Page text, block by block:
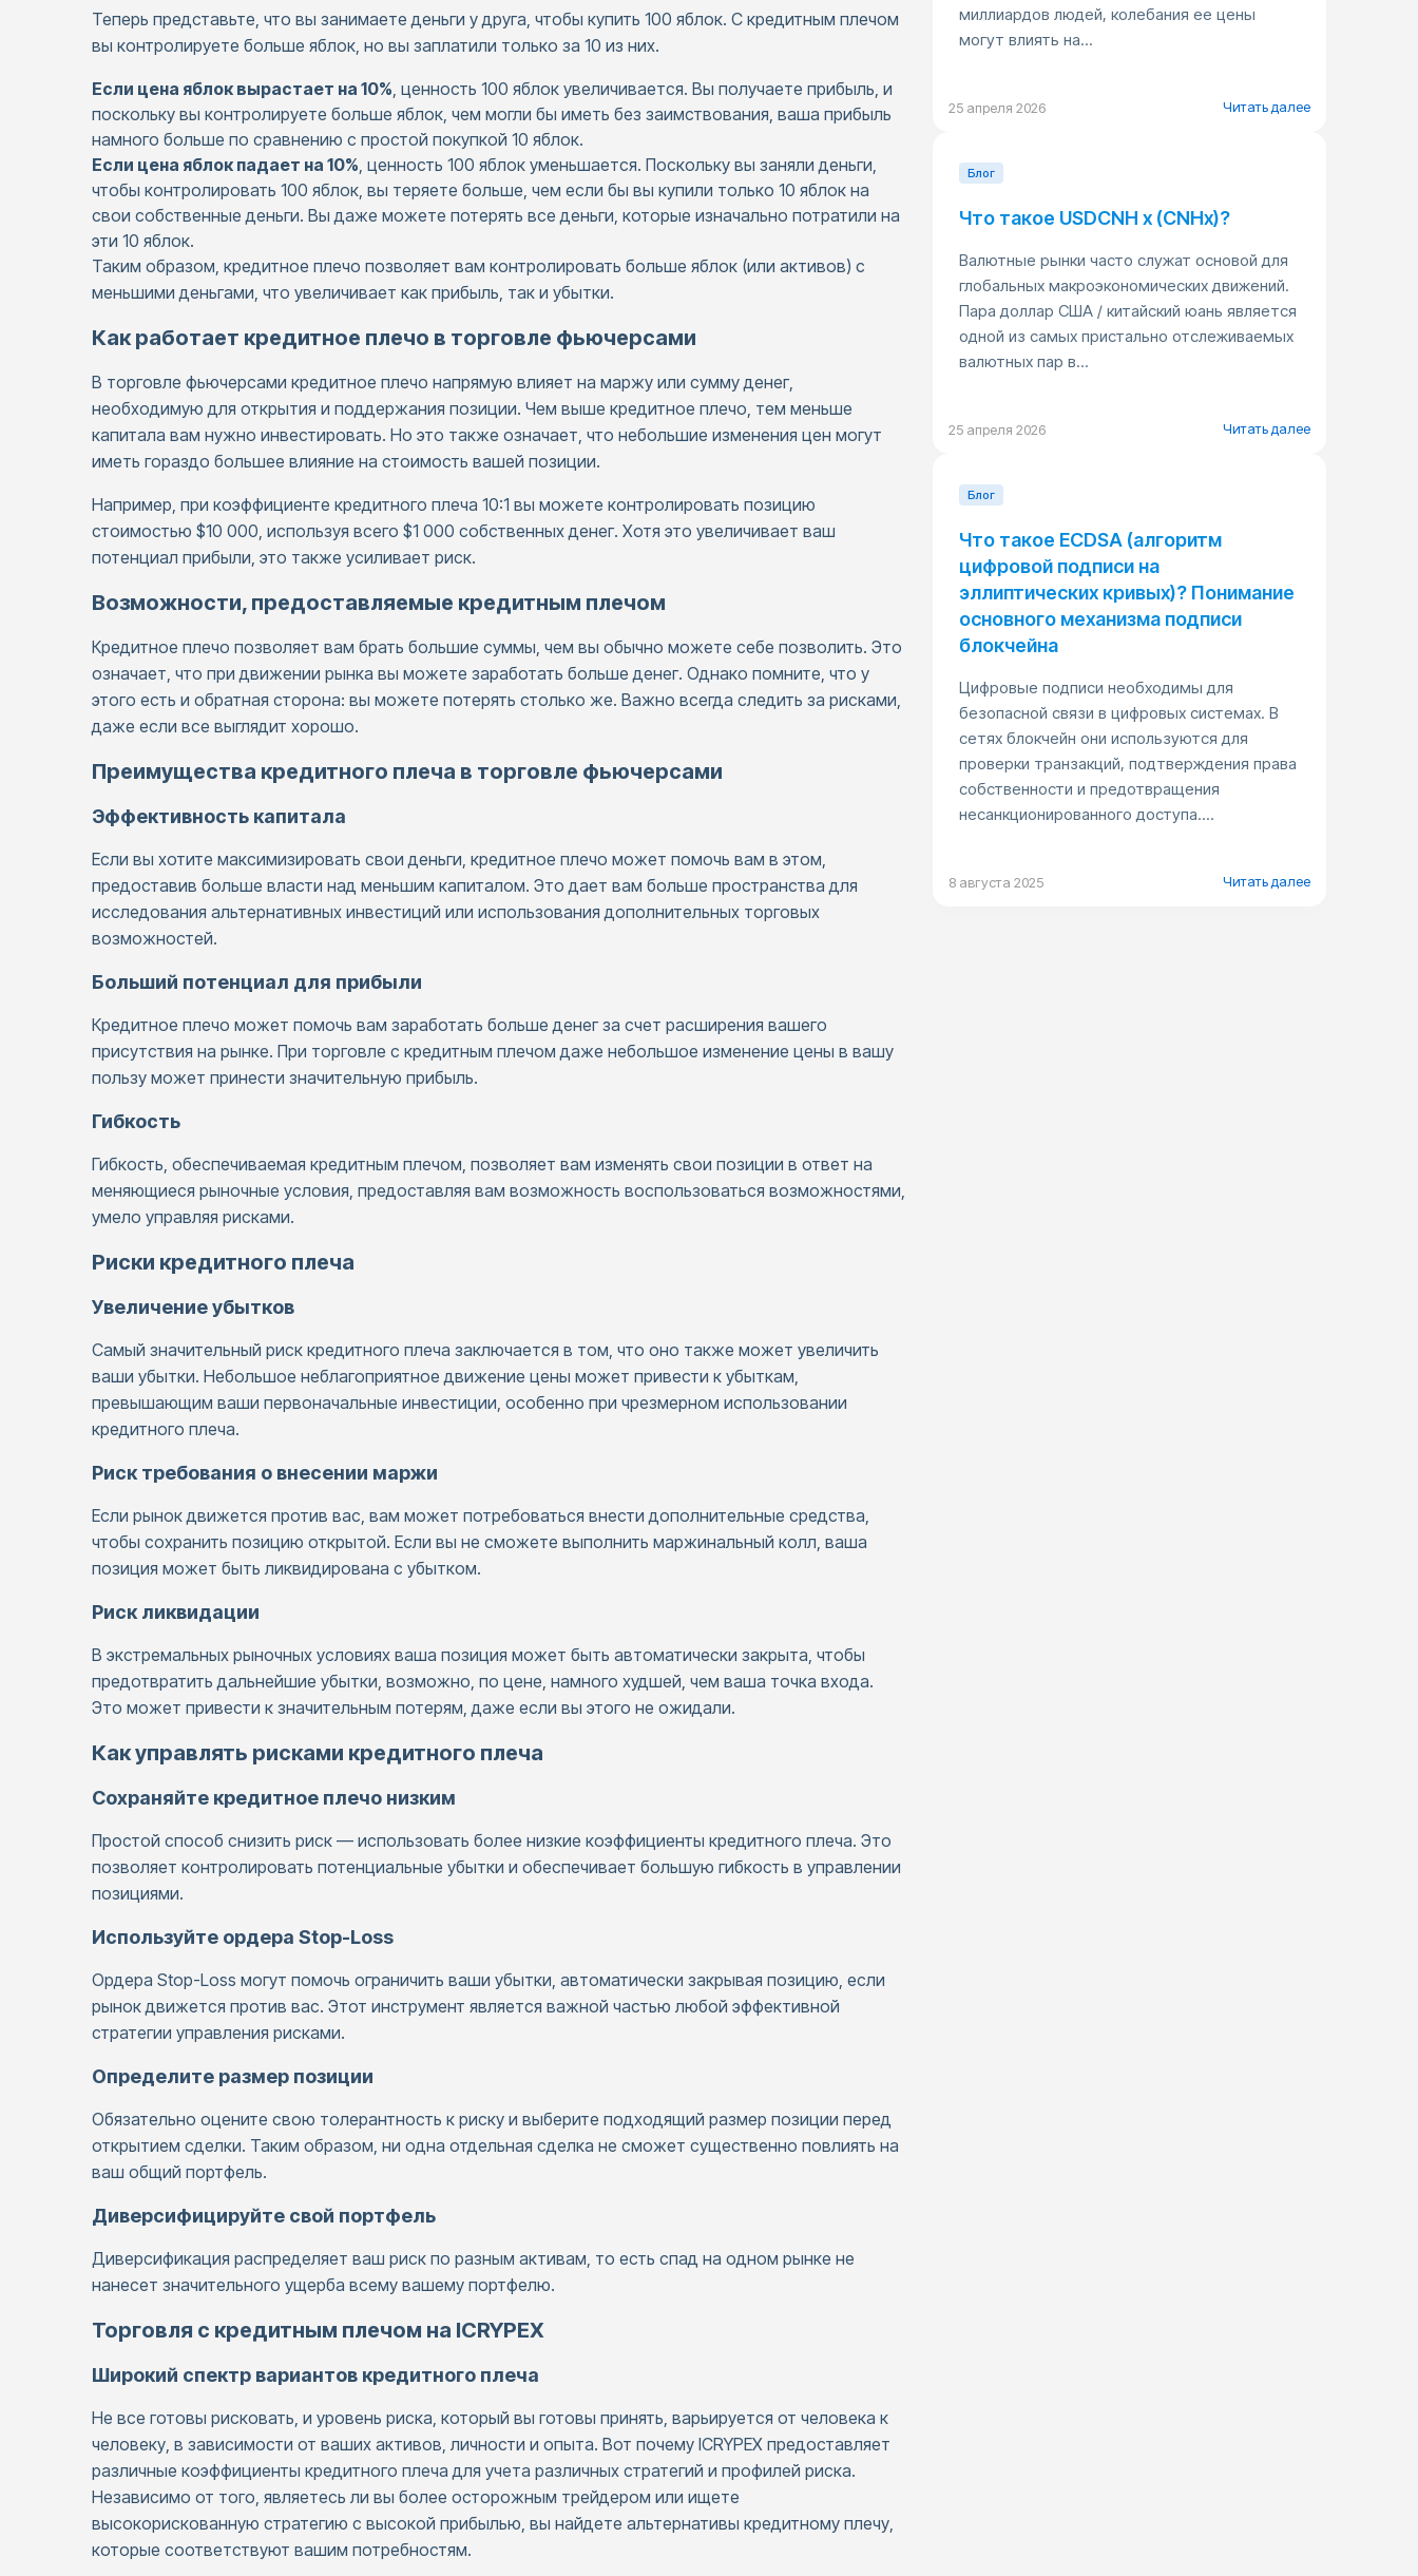
Теперь представьте, что вы занимаете деньги у друга, чтобы купить 100 яблок. С кредитным плечом
вы контролируете больше яблок, но вы заплатили только за 10 из них.
Если цена яблок вырастает на 10% , ценность 100 яблок увеличивается. Вы получаете прибыль, и
поскольку вы контролируете больше яблок, чем могли бы иметь без заимствования, ваша прибыль
намного больше по сравнению с простой покупкой 10 яблок.
Если цена яблок падает на 10% , ценность 100 яблок уменьшается. Поскольку вы заняли деньги,
чтобы контролировать 100 яблок, вы теряете больше, чем если бы вы купили только 10 яблок на
свои собственные деньги. Вы даже можете потерять все деньги, которые изначально потратили на
эти 10 яблок.
Таким образом, кредитное плечо позволяет вам контролировать больше яблок (или активов) с
меньшими деньгами, что увеличивает как прибыль, так и убытки.
Как работает кредитное плечо в торговле фьючерсами
В торговле фьючерсами кредитное плечо напрямую влияет на маржу или сумму денег,
необходимую для открытия и поддержания позиции. Чем выше кредитное плечо, тем меньше
капитала вам нужно инвестировать. Но это также означает, что небольшие изменения цен могут
иметь гораздо большее влияние на стоимость вашей позиции.
Например, при коэффициенте кредитного плеча 10:1 вы можете контролировать позицию
стоимостью $10 000, используя всего $1 000 собственных денег. Хотя это увеличивает ваш
потенциал прибыли, это также усиливает риск.
Возможности, предоставляемые кредитным плечом
Кредитное плечо позволяет вам брать большие суммы, чем вы обычно можете себе позволить. Это
означает, что при движении рынка вы можете заработать больше денег. Однако помните, что у
этого есть и обратная сторона: вы можете потерять столько же. Важно всегда следить за рисками,
даже если все выглядит хорошо.
Преимущества кредитного плеча в торговле фьючерсами
Эффективность капитала
Если вы хотите максимизировать свои деньги, кредитное плечо может помочь вам в этом,
предоставив больше власти над меньшим капиталом. Это дает вам больше пространства для
исследования альтернативных инвестиций или использования дополнительных торговых
возможностей.
Больший потенциал для прибыли
Кредитное плечо может помочь вам заработать больше денег за счет расширения вашего
присутствия на рынке. При торговле с кредитным плечом даже небольшое изменение цены в вашу
пользу может принести значительную прибыль.
Гибкость
Гибкость, обеспечиваемая кредитным плечом, позволяет вам изменять свои позиции в ответ на
меняющиеся рыночные условия, предоставляя вам возможность воспользоваться возможностями,
умело управляя рисками.
Риски кредитного плеча
Увеличение убытков
Самый значительный риск кредитного плеча заключается в том, что оно также может увеличить
ваши убытки. Небольшое неблагоприятное движение цены может привести к убыткам,
превышающим ваши первоначальные инвестиции, особенно при чрезмерном использовании
кредитного плеча.
Риск требования о внесении маржи
Если рынок движется против вас, вам может потребоваться внести дополнительные средства,
чтобы сохранить позицию открытой. Если вы не сможете выполнить маржинальный колл, ваша
позиция может быть ликвидирована с убытком.
Риск ликвидации
В экстремальных рыночных условиях ваша позиция может быть автоматически закрыта, чтобы
предотвратить дальнейшие убытки, возможно, по цене, намного худшей, чем ваша точка входа.
Это может привести к значительным потерям, даже если вы этого не ожидали.
Как управлять рисками кредитного плеча
Сохраняйте кредитное плечо низким
Простой способ снизить риск — использовать более низкие коэффициенты кредитного плеча. Это
позволяет контролировать потенциальные убытки и обеспечивает большую гибкость в управлении
позициями.
Используйте ордера Stop-Loss
Ордера Stop-Loss могут помочь ограничить ваши убытки, автоматически закрывая позицию, если
рынок движется против вас. Этот инструмент является важной частью любой эффективной
стратегии управления рисками.
Определите размер позиции
Обязательно оцените свою толерантность к риску и выберите подходящий размер позиции перед
открытием сделки. Таким образом, ни одна отдельная сделка не сможет существенно повлиять на
ваш общий портфель.
Диверсифицируйте свой портфель
Диверсификация распределяет ваш риск по разным активам, то есть спад на одном рынке не
нанесет значительного ущерба всему вашему портфелю.
Торговля с кредитным плечом на ICRYPEX
Широкий спектр вариантов кредитного плеча
Не все готовы рисковать, и уровень риска, который вы готовы принять, варьируется от человека к
человеку, в зависимости от ваших активов, личности и опыта. Вот почему ICRYPEX предоставляет
различные коэффициенты кредитного плеча для учета различных стратегий и профилей риска.
Независимо от того, являетесь ли вы более осторожным трейдером или ищете
высокорискованную стратегию с высокой прибылью, вы найдете альтернативы кредитному плечу,
которые соответствуют вашим потребностям.
миллиардов людей, колебания ее цены
могут влиять на...
25 апреля 2026 Читать далее
Блог
Что такое USDCNH x (CNHx)?
Валютные рынки часто служат основой для
глобальных макроэкономических движений.
Пара доллар США / китайский юань является
одной из самых пристально отслеживаемых
валютных пар в...
25 апреля 2026 Читать далее
Блог
Что такое ECDSA (алгоритм
цифровой подписи на
эллиптических кривых)? Понимание
основного механизма подписи
блокчейна
Цифровые подписи необходимы для
безопасной связи в цифровых системах. В
сетях блокчейн они используются для
проверки транзакций, подтверждения права
собственности и предотвращения
несанкционированного доступа....
8 августа 2025 Читать далее